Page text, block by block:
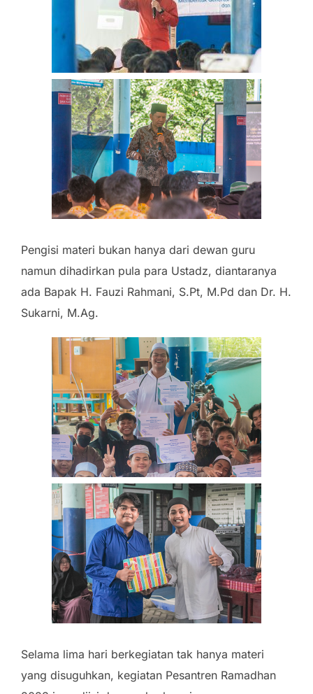
Pengisi materi bukan hanya dari dewan guru
namun dihadirkan pula para Ustadz, diantaranya
ada Bapak H. Fauzi Rahmani, S.Pt, M.Pd dan Dr. H.
Sukarni, M.Ag.
Selama lima hari berkegiatan tak hanya materi
yang disuguhkan, kegiatan Pesantren Ramadhan